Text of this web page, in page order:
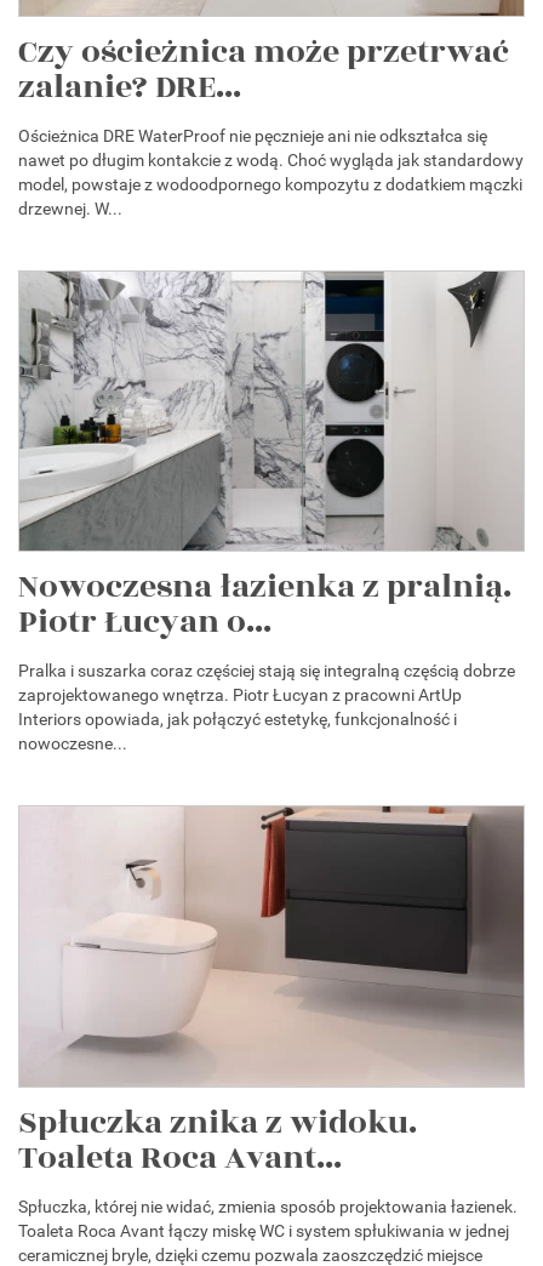
Czy ościeżnica może przetrwać
zalanie? DRE...
Ościeżnica DRE WaterProof nie pęcznieje ani nie odkształca się
nawet po długim kontakcie z wodą. Choć wygląda jak standardowy
model, powstaje z wodoodpornego kompozytu z dodatkiem mączki
drzewnej. W...
Nowoczesna łazienka z pralnią.
Piotr Łucyan o...
Pralka i suszarka coraz częściej stają się integralną częścią dobrze
zaprojektowanego wnętrza. Piotr Łucyan z pracowni ArtUp
Interiors opowiada, jak połączyć estetykę, funkcjonalność i
nowoczesne...
Spłuczka znika z widoku.
Toaleta Roca Avant...
Spłuczka, której nie widać, zmienia sposób projektowania łazienek.
Toaleta Roca Avant łączy miskę WC i system spłukiwania w jednej
ceramicznej bryle, dzięki czemu pozwala zaoszczędzić miejsce